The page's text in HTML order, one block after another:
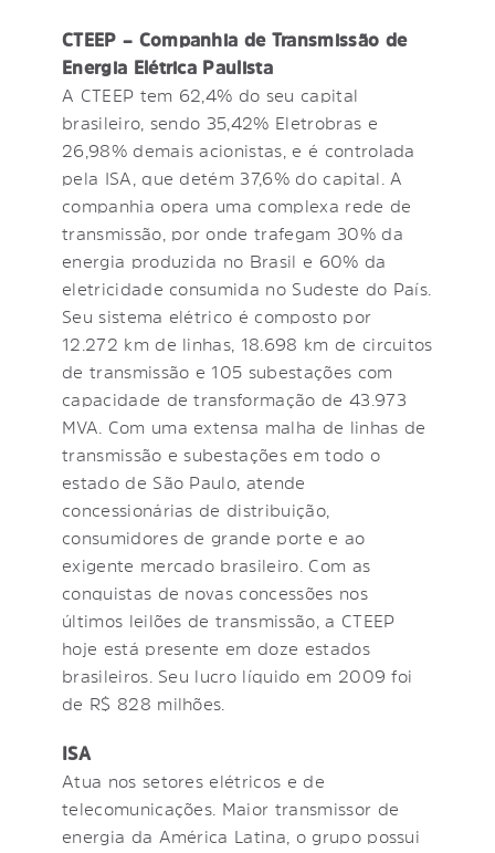
CTEEP – Companhia de Transmissão de
Energia Elétrica Paulista
A CTEEP tem 62,4% do seu capital
brasileiro, sendo 35,42% Eletrobras e
26,98% demais acionistas, e é controlada
pela ISA, que detém 37,6% do capital. A
companhia opera uma complexa rede de
transmissão, por onde trafegam 30% da
energia produzida no Brasil e 60% da
eletricidade consumida no Sudeste do País.
Seu sistema elétrico é composto por
12.272 km de linhas, 18.698 km de circuitos
de transmissão e 105 subestações com
capacidade de transformação de 43.973
MVA. Com uma extensa malha de linhas de
transmissão e subestações em todo o
estado de São Paulo, atende
concessionárias de distribuição,
consumidores de grande porte e ao
exigente mercado brasileiro. Com as
conquistas de novas concessões nos
últimos leilões de transmissão, a CTEEP
hoje está presente em doze estados
brasileiros. Seu lucro líquido em 2009 foi
de R$ 828 milhões.
ISA
Atua nos setores elétricos e de
telecomunicações. Maior transmissor de
energia da América Latina, o grupo possui